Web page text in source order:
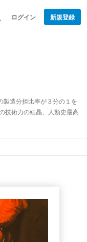
ログイン 新規登録
製造分担比率が３分の１を
技術力の結晶、人類史最高